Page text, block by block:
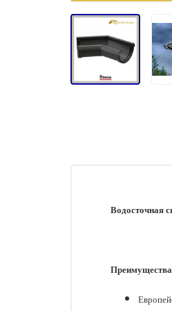
Водосточная